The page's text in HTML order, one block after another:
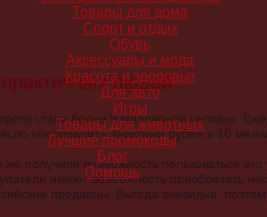
людей
стали более 9 миллионов человек.
«перевалит» заветный рубеж в 10
получили возможность пользоваться
имеют возможность приобретать
продавцы. Выгода очевидна,
Товары для дома
Спорт и отдых
Обувь
Аксессуары и мода
Красота и здоровье
Для авто
Игры
Товары для животных
Лучшие промокоды
Блог
Помощь